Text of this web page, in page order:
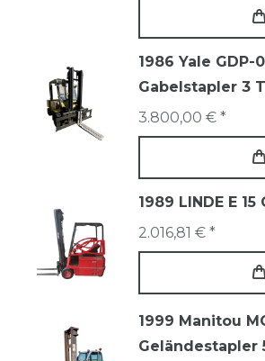
1986 Yale GDP-
Gabelstapler 3
3.800,00 € *
1989 LINDE E
2.016,81 € *
1999 Manitou
Geländestapler